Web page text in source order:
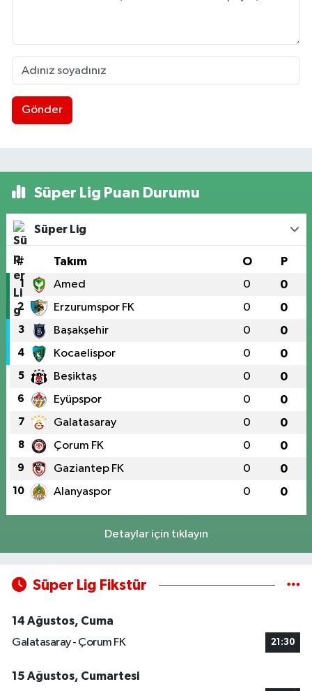
Gönder
Süper Lig Puan Durumu
Süper Lig
# Takım O P
1 Amed 0 0
2 Erzurumspor FK 0 0
3 Başakşehir 0 0
4 Kocaelispor 0 0
5 Beşiktaş 0 0
6 Eyüpspor 0 0
7 Galatasaray 0 0
8 Çorum FK 0 0
9 Gaziantep FK 0 0
10 Alanyaspor 0 0
Detaylar için tıklayın
Süper Lig Fikstür
14 Ağustos, Cuma
Galatasaray - Çorum FK
21:30
15 Ağustos, Cumartesi